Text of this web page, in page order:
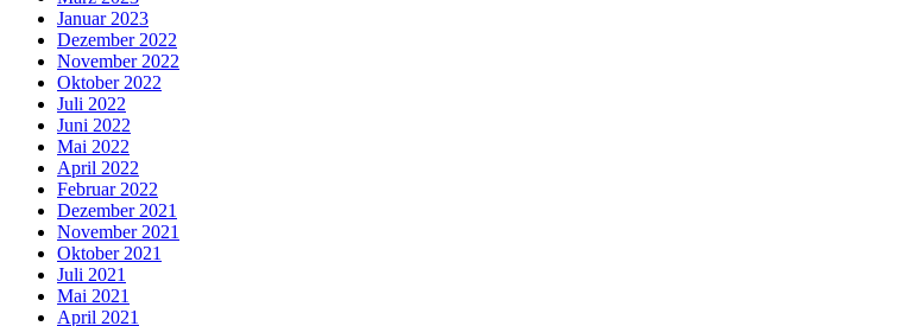
Januar 2023
Dezember 2022
November 2022
Oktober 2022
Juli 2022
Juni 2022
Mai 2022
April 2022
Februar 2022
Dezember 2021
November 2021
Oktober 2021
Juli 2021
Mai 2021
April 2021